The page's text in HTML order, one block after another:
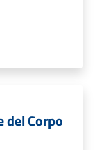
del Corpo